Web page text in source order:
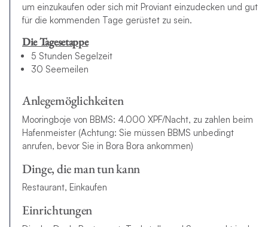
um einzukaufen oder sich mit Proviant einzudecken und gut
für die kommenden Tage gerüstet zu sein.
Die Tagesetappe
5 Stunden Segelzeit
30 Seemeilen
Anlegemöglichkeiten
Mooringboje von BBMS: 4.000 XPF/Nacht, zu zahlen beim
Hafenmeister (Achtung: Sie müssen BBMS unbedingt
anrufen, bevor Sie in Bora Bora ankommen)
Dinge, die man tun kann
Restaurant, Einkaufen
Einrichtungen